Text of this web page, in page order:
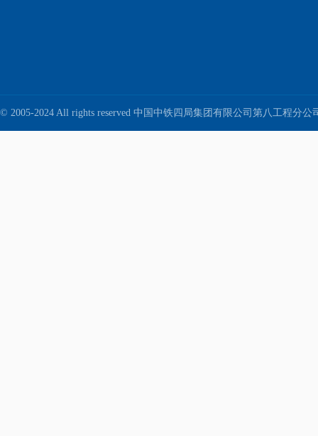
© 2005-2024 All rights reserved 中国中铁四局集团有限公司第八工程分